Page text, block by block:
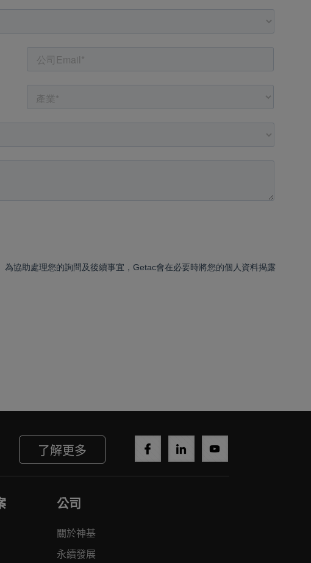
了解更多
公司
關於神基
永續發展